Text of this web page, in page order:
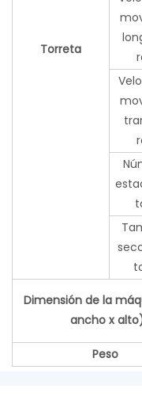
Torreta
Dimensión de la
ancho x
Peso